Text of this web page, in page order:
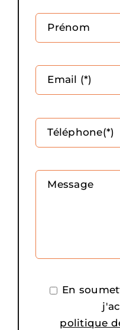
Prénom
Email (*)
Téléphone(*)
Message
En
politique